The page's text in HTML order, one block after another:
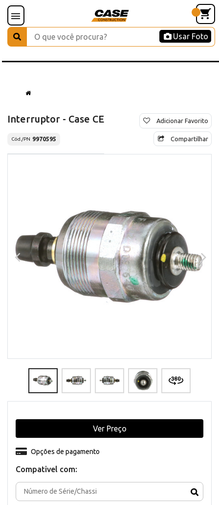
Usar Foto
Interruptor - Case CE
Cód./PN 9970595
Adicionar Favorito
Compartilhar
Compativel com:
Opções de pagamento
Ver Preço